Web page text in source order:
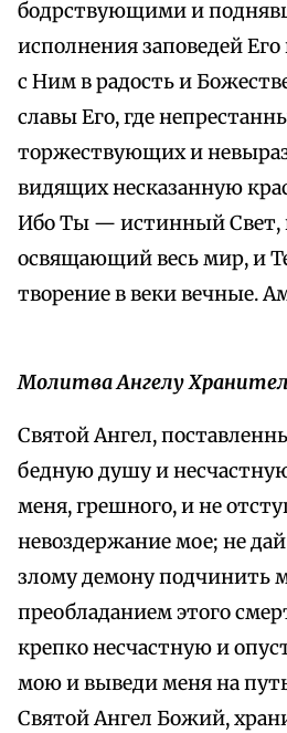
бодрствующими и
исполнения заповедей
с Ним в радость и
славы Его, где
торжествующих и
видящих несказанную
Ибо Ты — истинный
освящающий весь мир, и
творение в веки вечные.
Молитва Ангелу
Святой Ангел,
бедную душу и
меня, грешного, и не
невоздержание мое; не
злому демону подчинить
преобладанием этого
крепко несчастную и
мою и выведи меня на
Святой Ангел Божий,